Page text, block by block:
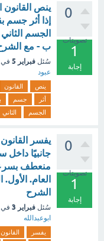
0
تصويتات
1
إجابة
ينص القانون
إذا أثر
الجسم
ب - مع
سُئل فبراير 5 في
عبود
ينص القانون
أثر
جسم
الجسم
الثاني
0
تصويتات
1
إجابة
يفسر
جانبيًا داخل
منعطف
العام.
الشرح
سُئل فبراير 3 في
ابوعبدالله
يفسر القانون